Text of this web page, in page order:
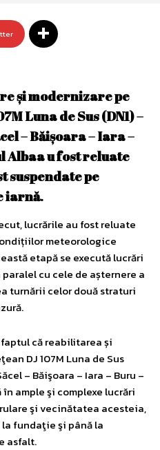
și modernizare pe
Luna de Sus (DN1) –
– Băişoara – Iara –
Albaa u fost reluate
suspendate pe
iarnă.
lucrările au fost reluate
meteorologice
etapă se execută lucrări
cu cele de așternere a
turnării celor două straturi
că reabilitarea și
DJ 107M Luna de Sus
– Băişoara – Iara – Buru –
ample şi complexe lucrări
şi vecinătatea acesteia,
fundaţie şi până la
asfalt.